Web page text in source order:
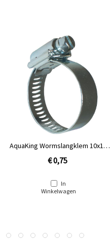
AquaKing Wormslangklem 10x16
€ 0,75
In
Winkelwagen